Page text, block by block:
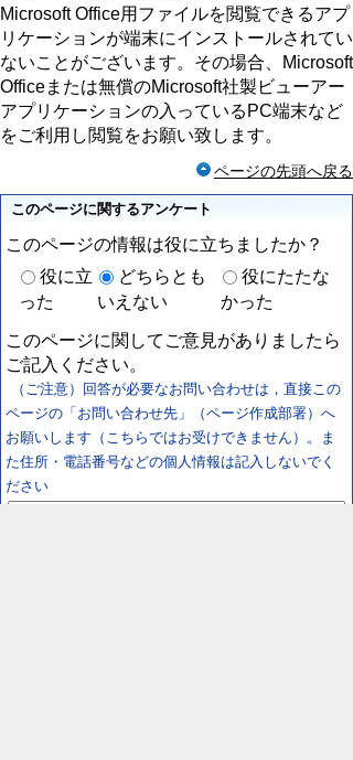
Microsoft Office用ファイルを閲覧できるアプ
リケーションが端末にインストールされてい
ないことがございます。その場合、Microsoft
Officeまたは無償のMicrosoft社製ビューアー
アプリケーションの入っているPC端末など
をご利用し閲覧をお願い致します。
ページの先頭へ戻る
このページに関するアンケート
このページの情報は役に立ちましたか？
役に立
った
どちらとも
いえない
役にたたな
かった
このページに関してご意見がありましたら
ご記入ください。
（ご注意）回答が必要なお問い合わせは，直接この
ページの「お問い合わせ先」（ページ作成部署）へ
お願いします（こちらではお受けできません）。ま
た住所・電話番号などの個人情報は記入しないでく
ださい